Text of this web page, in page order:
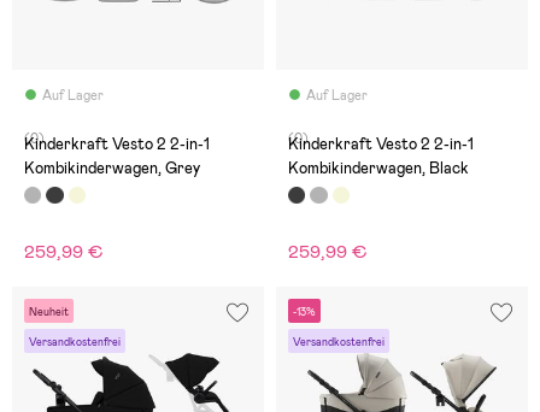
Auf Lager
(0)
Kinderkraft Vesto 2 2-in-1
Kombikinderwagen, Grey
259,99 €
Auf Lager
(0)
Kinderkraft Vesto 2 2-in-1
Kombikinderwagen, Black
259,99 €
Neuheit
Versandkostenfrei
-13%
Versandkostenfrei